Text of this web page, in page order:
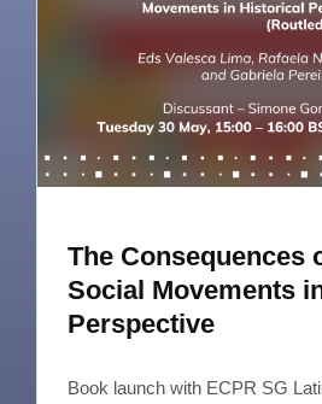
The Consequences
Social Movements
Perspective
Book launch with ECPR SG